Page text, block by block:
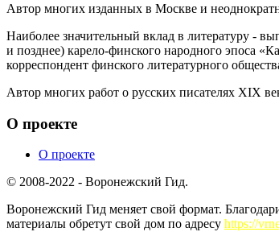
Автор многих изданных в Москве и
Наиболее значительный вклад в литературу -
и позднее) карело-финского народного эпоса
корреспондент финского литературного
Автор многих работ о русских писателях XIX
О проекте
О проекте
© 2008-2022 - Воронежский Гид.
Воронежский Гид меняет свой формат.
материалы обретут свой дом по адресу https://